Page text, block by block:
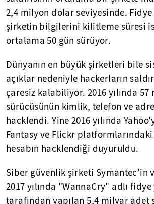
2,4 milyon dolar seviyesinde. Fidye
şirketin bilgilerini kilitleme süresi
ortalama 50 gün sürüyor.
Dünyanın en büyük şirketleri bile
açıklar nedeniyle hackerların
çaresiz kalabiliyor. 2016 yılında
sürücüsünün kimlik, telefon ve
hacklendi. Yine 2016 yılında
Fantasy ve Flickr
hesabın hacklendiği duyuruldu.
Siber güvenlik şirketi Symantec'in
2017 yılında "WannaCry" adlı fidye
tarafından yapılan 5,4 milyar adet